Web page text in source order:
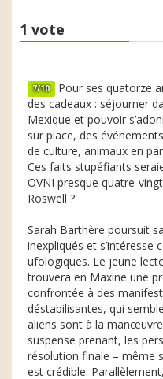
1 vote
7/10 Pour ses quatorze
des cadeaux : séjourner
Mexique et pouvoir
sur place, des
de culture, animaux en
Ces faits stupéfiants
OVNI presque quatre-
Roswell ?
Sarah Barthère poursuit
inexpliqués et s’intéresse
ufologiques. Le jeune
trouvera en Maxine une
confrontée à des
déstabilisantes, qui
aliens sont à la
suspense prenant, les
résolution finale – même
est crédible.